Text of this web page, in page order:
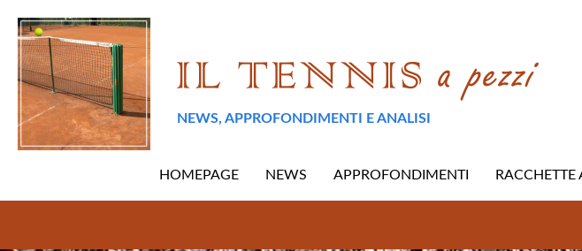
NEWS, APPROFONDIMENTI E ANALISI
HOMEPAGE NEWS APPROFONDIMENTI